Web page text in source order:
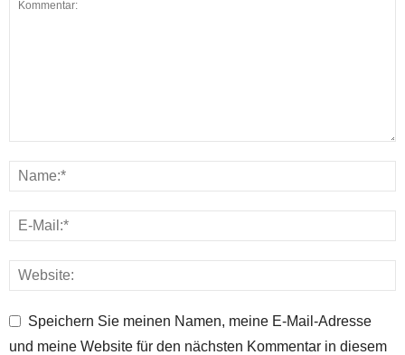
Speichern Sie meinen Namen, meine E-Mail-Adresse
und meine Website für den nächsten Kommentar in diesem